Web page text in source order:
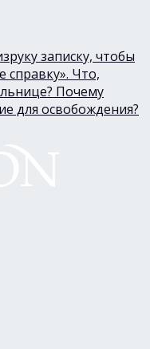
записку, чтобы
справку». Что,
Почему
для освобождения?